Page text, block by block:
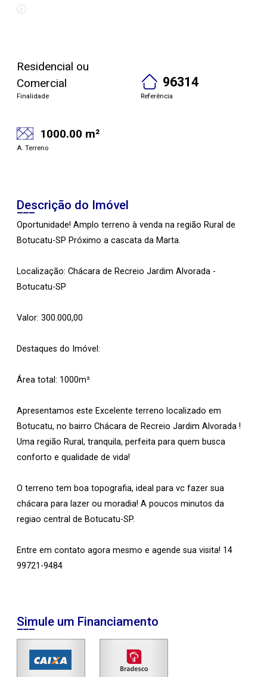
Residencial ou
Comercial
Finalidade
96314
Referência
1000.00 m²
A. Terreno
Descrição do Imóvel
Oportunidade! Amplo terreno à venda na região Rural de
Botucatu-SP Próximo a cascata da Marta.
Localização: Chácara de Recreio Jardim Alvorada -
Botucatu-SP
Valor: 300.000,00
Destaques do Imóvel:
Área total: 1000m²
Apresentamos este Excelente terreno localizado em
Botucatu, no bairro Chácara de Recreio Jardim Alvorada !
Uma região Rural, tranquila, perfeita para quem busca
conforto e qualidade de vida!
O terreno tem boa topografia, ideal para vc fazer sua
chácara para lazer ou moradia! A poucos minutos da
regiao central de Botucatu-SP.
Entre em contato agora mesmo e agende sua visita! 14
99721-9484
Simule um Financiamento